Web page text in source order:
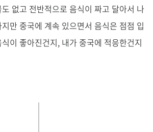
없고 전반적으로 음식이 짜고 달아서 나
만 중국에 계속 있으면서 음식은 점점 입
이 좋아진건지, 내가 중국에 적응한건지